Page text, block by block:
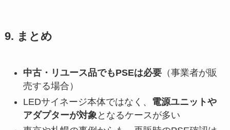
9. まとめ
中古・リユース品でもPSEは必要（事業者が販
売する場合）
LEDサイネージ本体ではなく、 電源ユニットや
アダプターが対象 となるケースが多い